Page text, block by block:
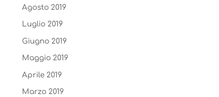
Agosto 2019
Luglio 2019
Giugno 2019
Maggio 2019
Aprile 2019
Marzo 2019